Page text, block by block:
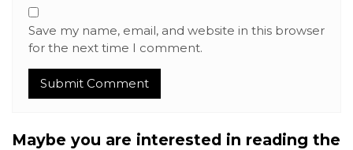
Save my name, email, and website in this browser
for the next time I comment.
Maybe you are interested in reading the